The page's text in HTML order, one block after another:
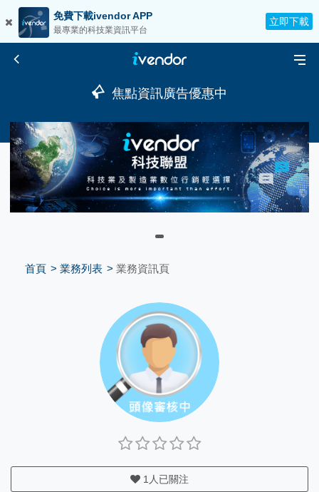
免費下載ivendor APP
最專業的科技業資訊平台
立即下載
焦點資訊廣告優惠中
首頁 業務列表 業務資訊頁
1 人已關注